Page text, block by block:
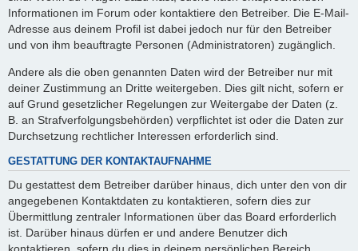
Informationen im Forum oder kontaktiere den Betreiber. Die E-Mail-
Adresse aus deinem Profil ist dabei jedoch nur für den Betreiber
und von ihm beauftragte Personen (Administratoren) zugänglich.
Andere als die oben genannten Daten wird der Betreiber nur mit
deiner Zustimmung an Dritte weitergeben. Dies gilt nicht, sofern er
auf Grund gesetzlicher Regelungen zur Weitergabe der Daten (z.
B. an Strafverfolgungsbehörden) verpflichtet ist oder die Daten zur
Durchsetzung rechtlicher Interessen erforderlich sind.
GESTATTUNG DER KONTAKTAUFNAHME
Du gestattest dem Betreiber darüber hinaus, dich unter den von dir
angegebenen Kontaktdaten zu kontaktieren, sofern dies zur
Übermittlung zentraler Informationen über das Board erforderlich
ist. Darüber hinaus dürfen er und andere Benutzer dich
kontaktieren, sofern du dies in deinem persönlichen Bereich